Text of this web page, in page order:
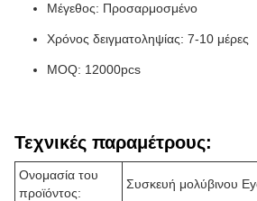
Μέγεθος: Προσαρμοσμένο
Χρόνος δειγματοληψίας: 7-10 μέρες
MOQ: 12000pcs
Τεχνικές παραμέτρους:
Ονομασία του
προϊόντος:
Συσκευή μολύβινου